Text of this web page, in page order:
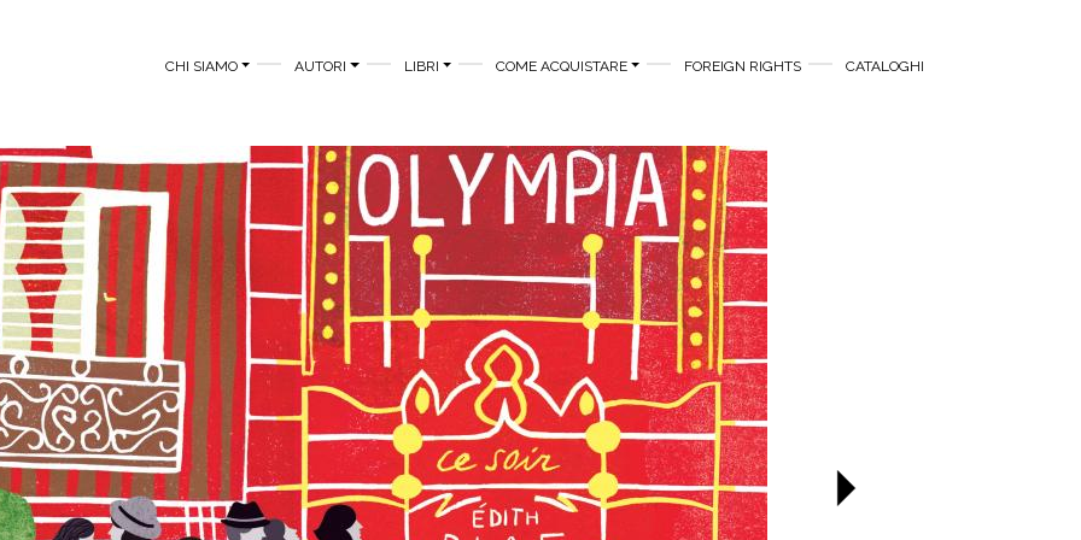
MAIN MENU
CHI SIAMO AUTORI LIBRI COME ACQUISTARE FOREIGN RIGHTS CATALOGHI